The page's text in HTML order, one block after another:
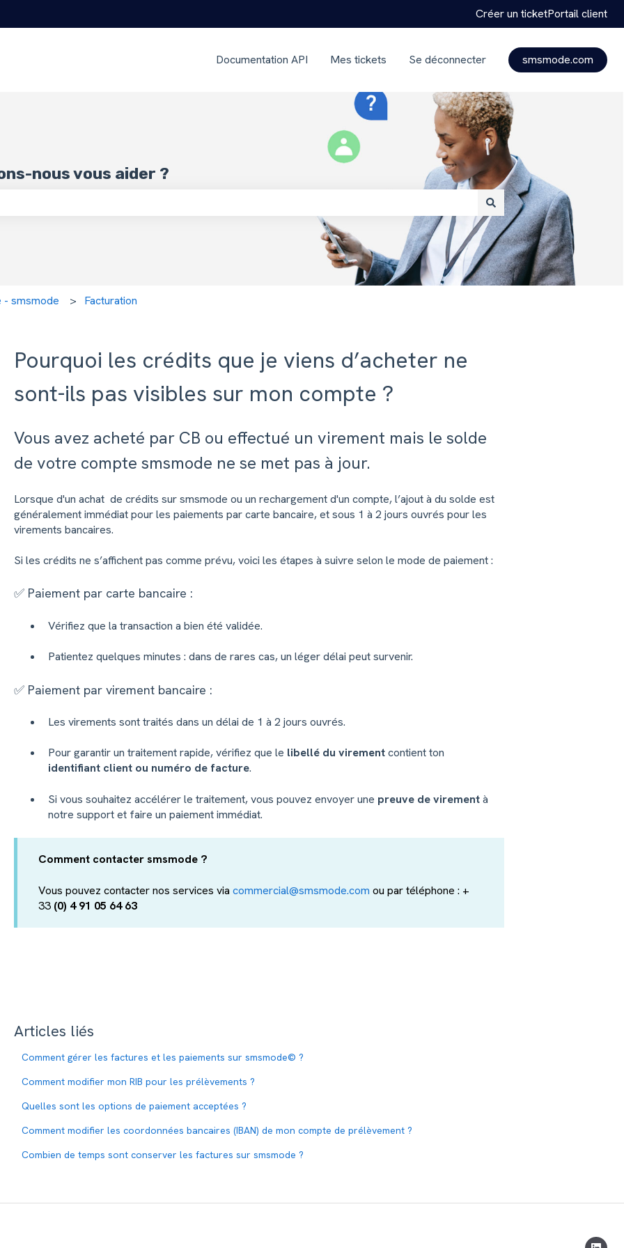
Créer un ticketPortail client
Documentation API Mes tickets Se déconnecter smsmode.com
nous vous aider ?
- smsmode Facturation
Pourquoi les crédits que je viens d’acheter ne
sont-ils pas visibles sur mon compte ?
Vous avez acheté par CB ou effectué un virement mais le solde
de votre compte smsmode ne se met pas à jour.
Lorsque d'un achat de crédits sur smsmode ou un rechargement d'un compte, l’ajout à du solde est
généralement immédiat pour les paiements par carte bancaire, et sous 1 à 2 jours ouvrés pour les
virements bancaires.
Si les crédits ne s’affichent pas comme prévu, voici les étapes à suivre selon le mode de paiement :
✅ Paiement par carte bancaire :
Vérifiez que la transaction a bien été validée.
Patientez quelques minutes : dans de rares cas, un léger délai peut survenir.
✅ Paiement par virement bancaire :
Les virements sont traités dans un délai de 1 à 2 jours ouvrés.
Pour garantir un traitement rapide, vérifiez que le libellé du virementcontient ton
identifiant client ou numéro de facture.
Si vous souhaitez accélérer le traitement, vous pouvez envoyer une preuve de virementà
notre support et faire un paiement immédiat.
Comment contacter smsmode ?
Vous pouvez contacter nos services via commercial@smsmode.com ou par téléphone : +
33 (0) 4 91 05 64 63
Articles liés
Comment gérer les factures et les paiements sur smsmode© ?
Comment modifier mon RIB pour les prélèvements ?
Quelles sont les options de paiement acceptées ?
Comment modifier les coordonnées bancaires (IBAN) de mon compte de prélèvement ?
Combien de temps sont conserver les factures sur smsmode ?